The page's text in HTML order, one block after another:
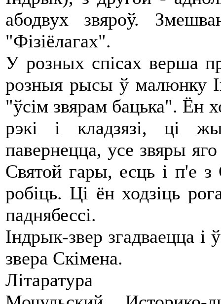
абодвух звяроў.
"Фізіёлагах".
У розных спісах верша
розныя рысы ў малюнку
"ўсім звярам бацька". Ён
рэкі і кладзязі, ці
павернецца, усе звяры
Святой гары, есць і п'е
робіць. Ці ён ходзіць
паднябессі.
Індрык-звер згадваецца
звера Скімена.
Літаратура